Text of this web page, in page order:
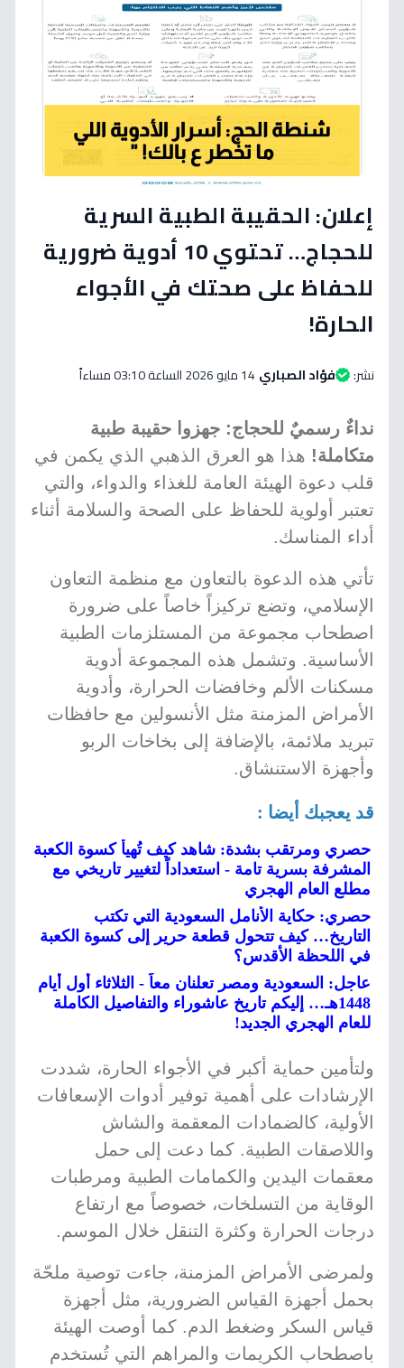
إعلان: الحقيبة الطبية السرية
للحجاج… تحتوي 10 أدوية ضرورية
للحفاظ على صحتك في الأجواء
الحارة!
نشر: فؤاد الصباري14 مايو 2026 الساعة 03:10 مساءاً
نداءٌ رسميٌ للحجاج: جهزوا حقيبة طبية
متكاملة! هذا هو العرق الذهبي الذي يكمن في
قلب دعوة الهيئة العامة للغذاء والدواء، والتي
تعتبر أولوية للحفاظ على الصحة والسلامة أثناء
أداء المناسك.
تأتي هذه الدعوة بالتعاون مع منظمة التعاون
الإسلامي، وتضع تركيزاً خاصاً على ضرورة
اصطحاب مجموعة من المستلزمات الطبية
الأساسية. وتشمل هذه المجموعة أدوية
مسكنات الألم وخافضات الحرارة، وأدوية
الأمراض المزمنة مثل الأنسولين مع حافظات
تبريد ملائمة، بالإضافة إلى بخاخات الربو
وأجهزة الاستنشاق.
قد يعجبك أيضا :
حصري ومرتقب بشدة: شاهد كيف تُهيأ كسوة الكعبة
المشرفة بسرية تامة - استعداداً لتغيير تاريخي مع
مطلع العام الهجري
حصري: حكاية الأنامل السعودية التي تكتب
التاريخ… كيف تتحول قطعة حرير إلى كسوة الكعبة
في اللحظة الأقدس؟
عاجل: السعودية ومصر تعلنان معاً - الثلاثاء أول أيام
1448هـ… إليكم تاريخ عاشوراء والتفاصيل الكاملة
للعام الهجري الجديد!
ولتأمين حماية أكبر في الأجواء الحارة، شددت
الإرشادات على أهمية توفير أدوات الإسعافات
الأولية، كالضمادات المعقمة والشاش
واللاصقات الطبية. كما دعت إلى حمل
معقمات اليدين والكمامات الطبية ومرطبات
الوقاية من التسلخات، خصوصاً مع ارتفاع
درجات الحرارة وكثرة التنقل خلال الموسم.
ولمرضى الأمراض المزمنة، جاءت توصية ملحّة
بحمل أجهزة القياس الضرورية، مثل أجهزة
قياس السكر وضغط الدم. كما أوصت الهيئة
باصطحاب الكريمات والمراهم التي تُستخدم